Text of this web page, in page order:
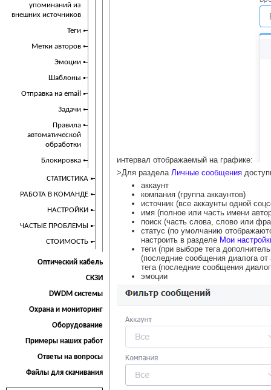
упоминаний из
внешних источников
Теги
Метки авторов
Эмоции
Шаблоны
Отправка на email
Задачи
Правила
автоматической
обработки
Блокировка
СТАТИСТИКА
РАБОТА В КОМАНДЕ
НАСТРОЙКИ
ЧАСТЫЕ ПРОБЛЕМЫ
СТОИМОСТЬ
Оптический кабель
СКЗИ
DWDM системы
Охрана и мониторинг
Оборудование
Примеры наших работ
Ответы на вопросы
Файлы для скачивания
интервал отображаемый на графике:
>Для раздела Личные сообщения
аккаунт
компания (группа аккаунтов)
источник (все аккаунты одной
имя (полное или часть имени
поиск (часть слова, слово или
статус (по умолчанию
настроить в разделе Мои
теги (при выборе тега
(последние сообщения диалога
тега (последние сообщения
эмоции